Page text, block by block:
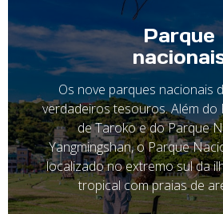
Parque
Os nove parques nacionais
verdadeiros tesouros. Além do
de Taroko e do Parque
Yangmingshan, o Parque
localizado no extremo sul da
tropical com praias de